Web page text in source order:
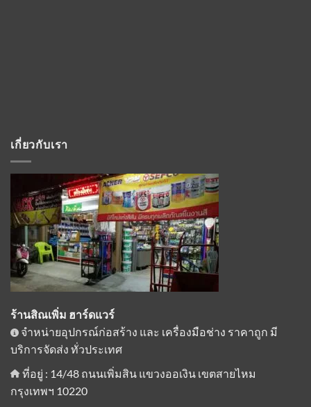
เกี่ยวกับเรา
ร้านสิณเพิ่ม ฮาร์ดแวร์
จำหน่ายอุปกรณ์ก่อสร้าง และ เครื่องมือช่าง ราคาถูก มี
บริการจัดส่ง ทั่วประเทศ
ที่อยู่ : 14/48 ถนนเพิ่มสิน แขวงออเงิน เขตสายไหม
กรุงเทพฯ 10220